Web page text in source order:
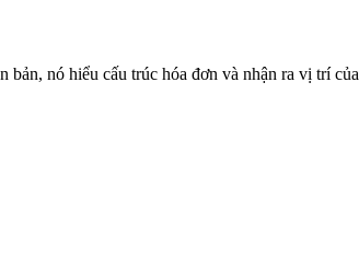
nó hiểu cấu trúc hóa đơn và nhận ra vị trí